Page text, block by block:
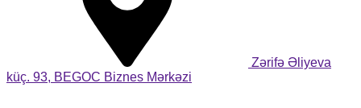
Zərifə Əliyeva
küç. 93, BEGOC Biznes Mərkəzi